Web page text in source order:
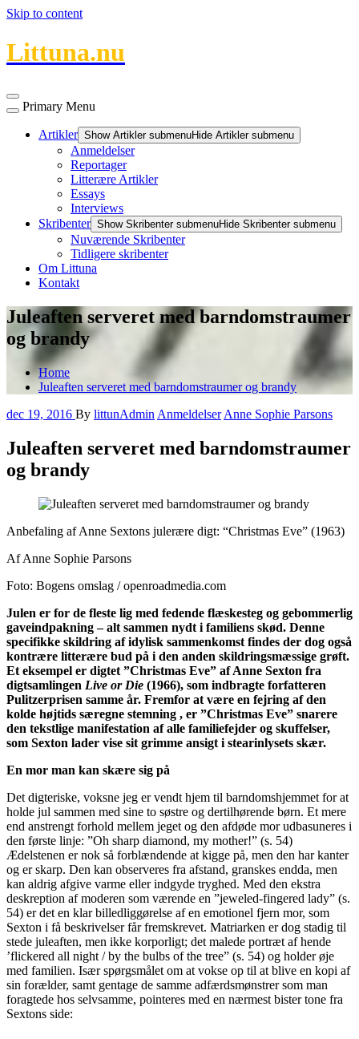
Skip to content
Littuna.nu
Primary Menu
Artikler Show Artikler submenuHide Artikler submenu
Anmeldelser
Reportager
Litterære Artikler
Essays
Interviews
Skribenter Show Skribenter submenuHide Skribenter submenu
Nuværende Skribenter
Tidligere skribenter
Om Littuna
Kontakt
Juleaften serveret med barndomstraumer
og brandy
Home
Juleaften serveret med barndomstraumer og brandy
dec 19, 2016 By littunAdmin Anmeldelser Anne Sophie Parsons
Juleaften serveret med barndomstraumer
og brandy
Anbefaling af Anne Sextons julerære digt: “Christmas Eve” (1963)
Af Anne Sophie Parsons
Foto: Bogens omslag / openroadmedia.com
Julen er for de fleste lig med fedende flæskesteg og gebommerlig
gaveindpakning – alt sammen nydt i familiens skød. Denne
specifikke skildring af idylisk sammenkomst findes der dog også
kontrære litterære bud på i den anden skildringsmæssige grøft.
Et eksempel er digtet ”Christmas Eve” af Anne Sexton fra
digtsamlingen Live or Die (1966), som indbragte forfatteren
Pulitzerprisen samme år. Fremfor at være en fejring af den
kolde højtids særegne stemning , er ”Christmas Eve” snarere
den tekstlige manifestation af alle familiefejder og skuffelser,
som Sexton lader vise sit grimme ansigt i stearinlysets skær.
En mor man kan skære sig på
Det digteriske, voksne jeg er vendt hjem til barndomshjemmet for at
holde jul sammen med sine to søstre og dertilhørende børn. Et mere
end anstrengt forhold mellem jeget og den afdøde mor udbasuneres i
den første linje: ”Oh sharp diamond, my mother!” (s. 54)
Ædelstenen er nok så forblændende at kigge på, men den har kanter
og er skarp. Den kan observeres fra afstand, granskes endda, men
kan aldrig afgive varme eller indgyde tryghed. Med den ekstra
deskreption af moderen som værende en ”jeweled-fingered lady” (s.
54) er det en klar billedliggørelse af en emotionel fjern mor, som
Sexton i få beskrivelser får fremskrevet. Matriarken er dog stadig til
stede juleaften, men ikke korporligt; det malede portræt af hende
’flickered all night / by the bulbs of the tree” (s. 54) og holder øje
med familien. Især spørgsmålet om at vokse op til at blive en kopi af
sin forælder, samt gentage de samme adfærdsmønstrer som man
foragtede hos selvsamme, pointeres med en nærmest bister tone fra
Sextons side: